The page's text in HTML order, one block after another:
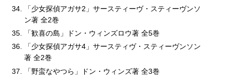
「少女探偵アガサ2」サースティーヴ・スティーヴンソ
ン著 全2巻
「歓喜の島」ドン・ウィンズロウ著 全5巻
「少女探偵アガサ4」サースティヴ・スティーヴンソン
著 全2巻
「野蛮なやつら」ドン・ウィンズ著 全3巻